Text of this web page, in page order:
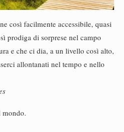
così facilmente accessibile, quasi
prodiga di sorprese nel campo
e che ci dia, a un livello così alto,
allontanati nel tempo e nello